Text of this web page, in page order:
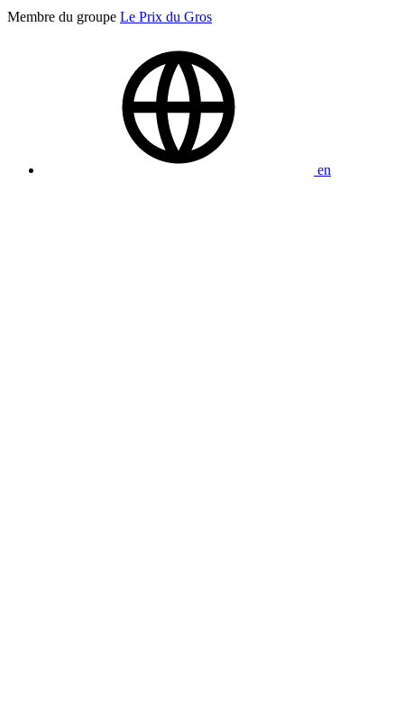
Membre du groupe Le Prix du Gros
en